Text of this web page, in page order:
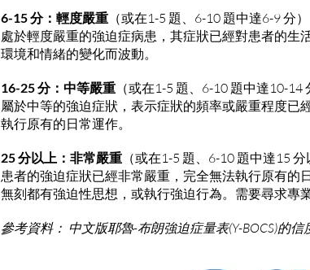
6-15 分：輕度嚴重 （或在1-5 題、6-10 題中達6-9 分）
處於輕度嚴重的強迫症病患，其症狀已經對患者的
環境和情緒的變化而波動。
16-25 分：中等嚴重 （或在1-5 題、6-10 題中達10-14
屬於中等的強迫症狀，表示症狀的頻率或嚴重程度
執行原有的日常運作。
25 分以上：非常嚴重 （或在1-5 題、6-10 題中達15 分
患者的強迫症狀已經非常嚴重，完全無法執行原有
無刻都有強迫性思想，或執行強迫行為。需要尋求專
參考資料： 中文版耶魯-布朗強迫症量表(Y-BOCS)的